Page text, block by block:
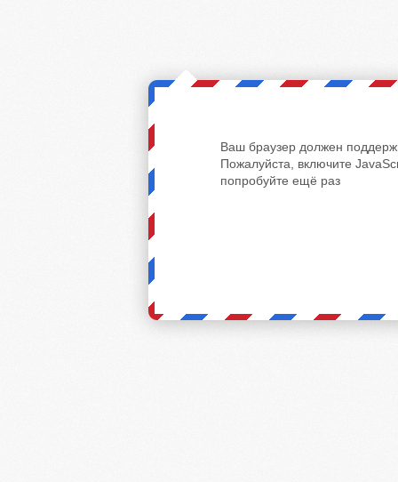
Ваш браузер должен
Пожалуйста, включите
попробуйте ещё раз